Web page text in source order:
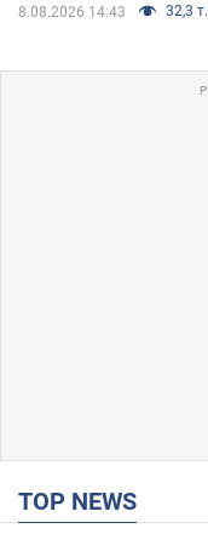
8.08.2026 14:43 32,3 т.
TOP NEWS